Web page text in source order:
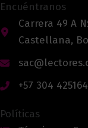
Encuéntranos
Carrera 49 A
Castellana,
+57 304
Políticas